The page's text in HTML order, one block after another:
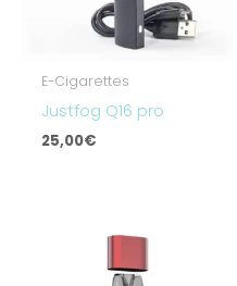
E-Cigarettes
Justfog Q16 pro
25,00€